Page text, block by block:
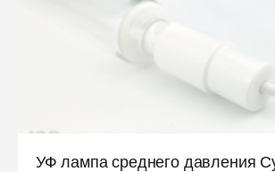
УФ лампа среднего давления